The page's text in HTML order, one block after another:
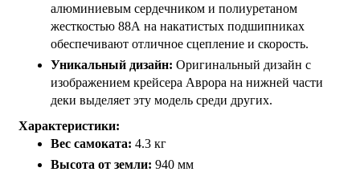
алюминиевым сердечником и полиуретаном
жесткостью 88А на накатистых подшипниках
обеспечивают отличное сцепление и скорость.
Уникальный дизайн: Оригинальный дизайн с
изображением крейсера Аврора на нижней части
деки выделяет эту модель среди других.
Характеристики:
Вес самоката: 4.3 кг
Высота от земли: 940 мм